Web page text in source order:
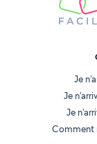
Je
Je
Je
Comment